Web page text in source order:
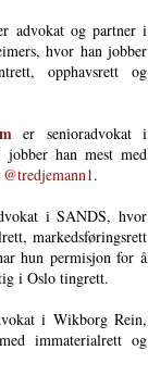
advokat og partner i
hvor han jobber
opphavsrett og
er senioradvokat i
han mest med
@tredjemann1.
i SANDS, hvor
markeds­førings­rett
hun permisjon for å
i Oslo tingrett.
i Wikborg Rein,
immaterialrett og